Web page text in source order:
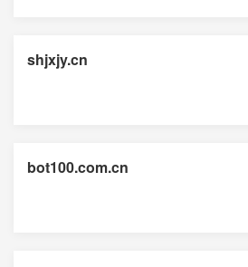
shjxjy.cn
bot100.com.cn